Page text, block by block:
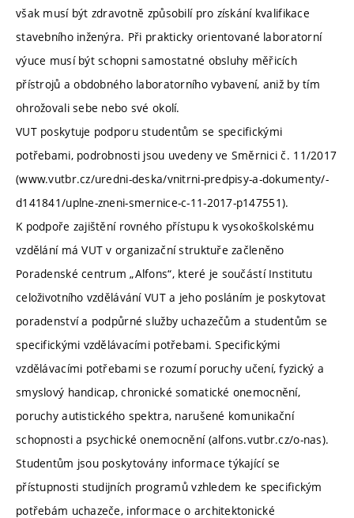
však musí být zdravotně způsobilí pro získání kvalifikace
stavebního inženýra. Při prakticky orientované laboratorní
výuce musí být schopni samostatné obsluhy měřicích
přístrojů a obdobného laboratorního vybavení, aniž by tím
ohrožovali sebe nebo své okolí.
VUT poskytuje podporu studentům se specifickými
potřebami, podrobnosti jsou uvedeny ve Směrnici č. 11/2017
(www.vutbr.cz/uredni-deska/vnitrni-predpisy-a-dokumenty/-
d141841/uplne-zneni-smernice-c-11-2017-p147551).
K podpoře zajištění rovného přístupu k vysokoškolskému
vzdělání má VUT v organizační struktuře začleněno
Poradenské centrum „Alfons“, které je součástí Institutu
celoživotního vzdělávání VUT a jeho posláním je poskytovat
poradenství a podpůrné služby uchazečům a studentům se
specifickými vzdělávacími potřebami. Specifickými
vzdělávacími potřebami se rozumí poruchy učení, fyzický a
smyslový handicap, chronické somatické onemocnění,
poruchy autistického spektra, narušené komunikační
schopnosti a psychické onemocnění (alfons.vutbr.cz/o-nas).
Studentům jsou poskytovány informace týkající se
přístupnosti studijních programů vzhledem ke specifickým
potřebám uchazeče, informace o architektonické